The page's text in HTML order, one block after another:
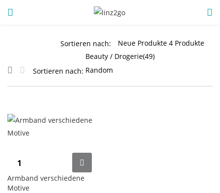
ANMELDUNG
sich anzumelden.
Angemeldet bleiben
Sortieren nach:
Sortieren nach:
Armband verschiedene
Motive